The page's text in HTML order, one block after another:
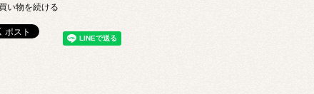
買い物を続ける